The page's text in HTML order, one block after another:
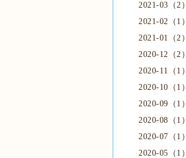
2021-03（2）
2021-02（1）
2021-01（2）
2020-12（2）
2020-11（1）
2020-10（1）
2020-09（1）
2020-08（1）
2020-07（1）
2020-05（1）